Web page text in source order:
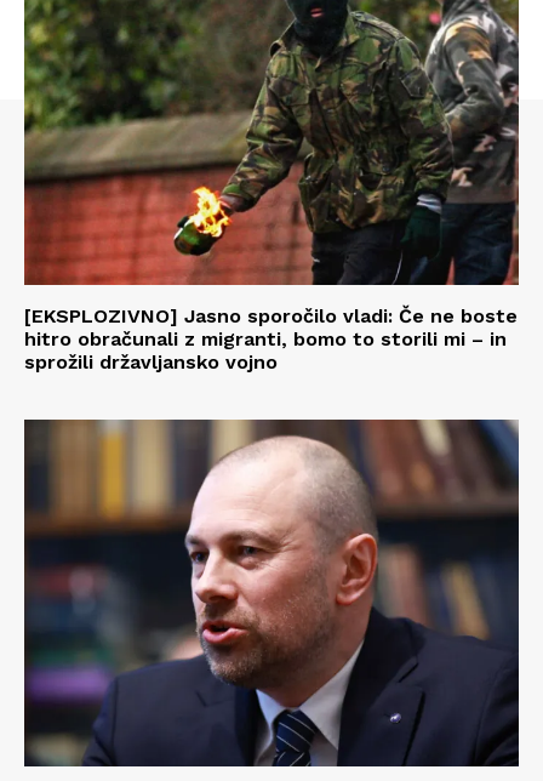
[EKSPLOZIVNO] Jasno sporočilo vladi: Če ne boste
hitro obračunali z migranti, bomo to storili mi – in
sprožili državljansko vojno